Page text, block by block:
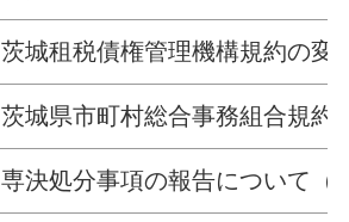
茨城租税債権管理機構規約の変
茨城県市町村総合事務組合規約
専決処分事項の報告について（